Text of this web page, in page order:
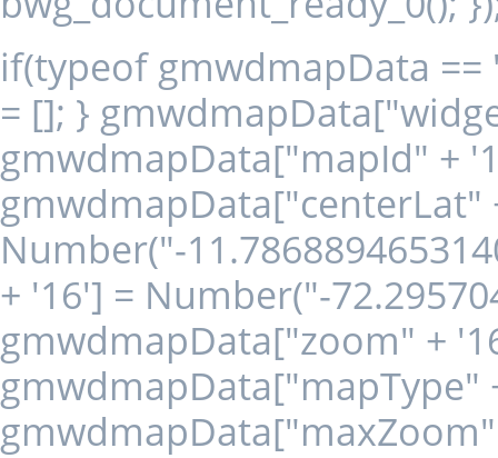
if(typeof gmwdmapData
= []; }
gmwdmapData["mapId" +
gmwdmapData["centerLat"
Number("-
+ '16'] = Number("-
gmwdmapData["zoom" +
gmwdmapData["mapType"